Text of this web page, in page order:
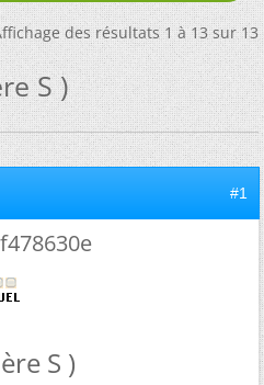
des résultats 1 à 13 sur 13
S )
#1
S )